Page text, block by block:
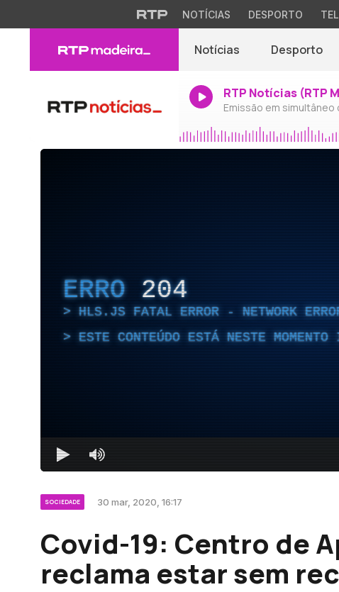
NOTÍCIAS DESPORTO
Notícias Desporto
RTP Notícias (RTP
Emissão em simultâneo
ERRO 204
HLS.JS FATAL ERROR - NETWORK
ESTE CONTEÚDO ESTÁ NESTE
SOCIEDADE 30 mar, 2020, 16:17
Covid-19: Centro de
reclama estar sem